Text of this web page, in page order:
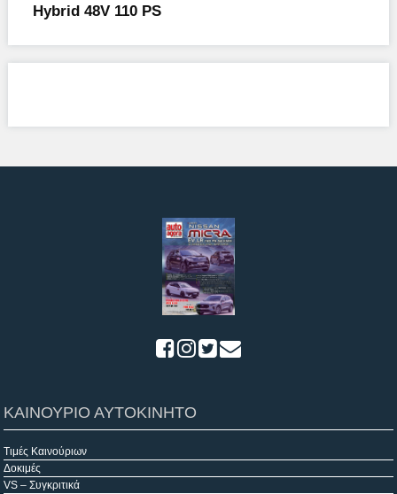
Hybrid 48V 110 PS
ΚΑΙΝΟΥΡΙΟ ΑΥΤΟΚΙΝΗΤΟ
Τιμές Καινούριων
Δοκιμές
VS – Συγκριτικά